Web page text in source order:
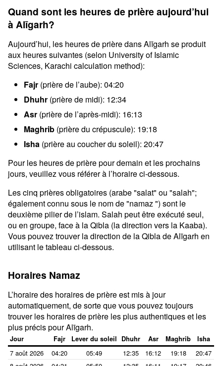
Quand sont les heures de prière aujourd’hui
à Alīgarh?
Aujourd’hui, les heures de prière dans Alīgarh se produit
aux heures suivantes (selon University of Islamic
Sciences, Karachi calculation method):
Fajr (prière de l’aube): 04:20
Dhuhr (prière de midi): 12:34
Asr (prière de l’après-midi): 16:13
Maghrib (prière du crépuscule): 19:18
Isha (prière au coucher du soleil): 20:47
Pour les heures de prière pour demain et les prochains
jours, veuillez vous référer à l’horaire ci-dessous.
Les cinq prières obligatoires (arabe "salat" ou "salah";
également connu sous le nom de "namaz ") sont le
deuxième pilier de l’islam. Salah peut être exécuté seul,
ou en groupe, face à la Qibla (la direction vers la Kaaba).
Vous pouvez trouver la direction de la Qibla de Alīgarh en
utilisant le tableau ci-dessous.
Horaires Namaz
L’horaire des horaires de prière est mis à jour
automatiquement, de sorte que vous pouvez toujours
trouver les horaires de prière les plus authentiques et les
plus précis pour Alīgarh.
Jour Fajr Lever du soleil Dhuhr Asr Maghrib Isha
7 août 2026 04:20 05:49 12:35 16:12 19:18
20:47